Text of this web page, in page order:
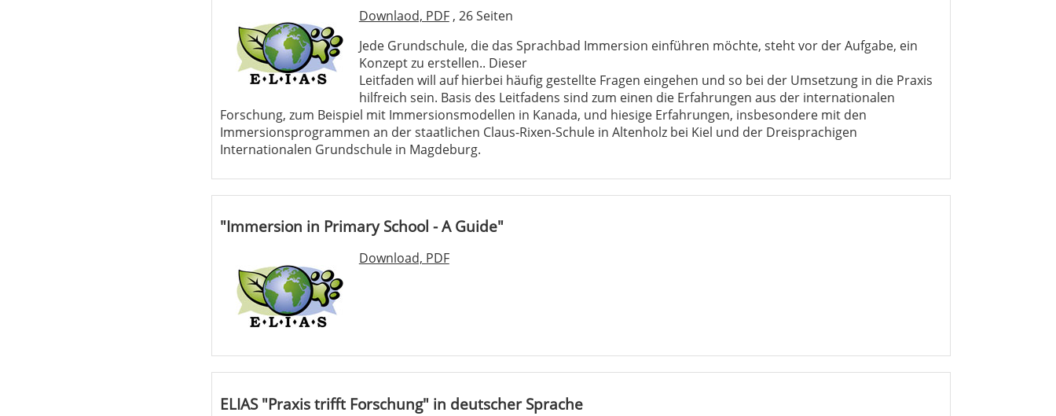
Downlaod, PDF, 26 Seiten
Jede Grundschule, die das Sprachbad Immersion einführen möchte, steht vor der Aufgabe, ein
Konzept zu erstellen.. Dieser
Leitfaden will auf hierbei häufig gestellte Fragen eingehen und so bei der Umsetzung in die Praxis
hilfreich sein. Basis des Leitfadens sind zum einen die Erfahrungen aus der internationalen
Forschung, zum Beispiel mit Immersionsmodellen in Kanada, und hiesige Erfahrungen, insbesondere mit den
Immersionsprogrammen an der staatlichen Claus-Rixen-Schule in Altenholz bei Kiel und der Dreisprachigen
Internationalen Grundschule in Magdeburg.
"Immersion in Primary School - A Guide"
Download, PDF
ELIAS "Praxis trifft Forschung" in deutscher Sprache